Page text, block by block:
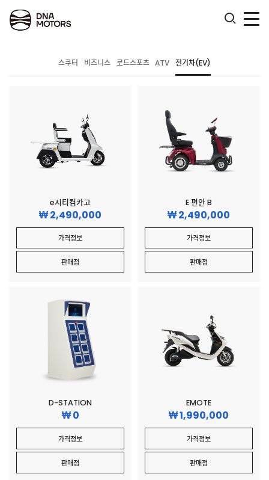
스쿠터 비즈니스 로드스포츠 ATV 전기차(EV)
e시티컴카고
2,490,000
가격정보
판매점
E 편안 B
2,490,000
가격정보
판매점
D-STATION
0
가격정보
판매점
EMOTE
1,990,000
가격정보
판매점